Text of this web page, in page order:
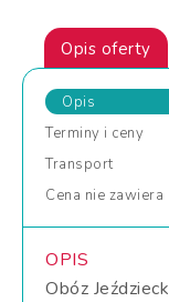
Opis oferty
Opis
Terminy i ceny
Transport
Cena nie zawiera
OPIS
Obóz